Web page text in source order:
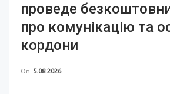
проведе
про комунікацію та
кордони
On 5.08.2026